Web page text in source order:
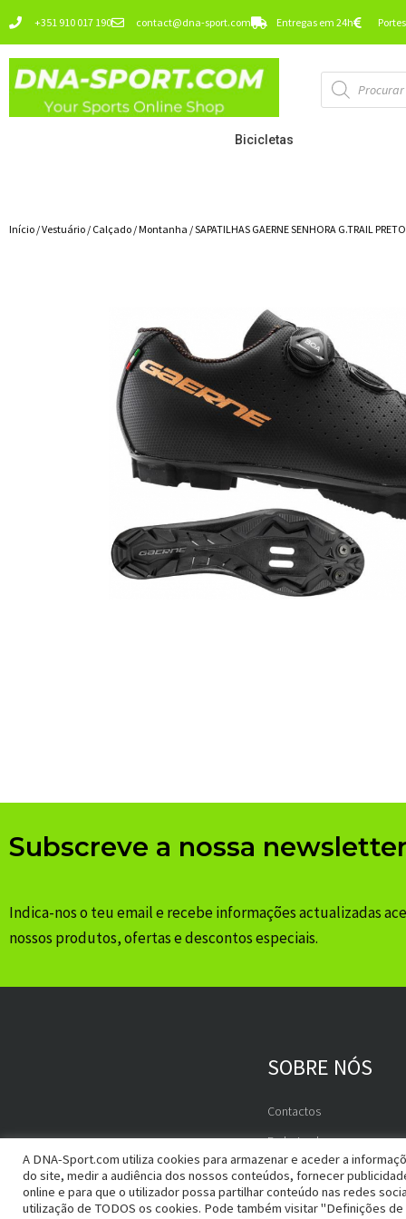
conteúdo
+351 910 017 190 contact@dna-sport.com Entregas em 24h
Pesquisa
de
produtos
Bicicletas
Início /Vestuário / Calçado / Montanha / SAPATILHAS GAERNE SENHORA G.TRAIL PRETO
Subscreve a nossa newsletter
Indica-nos o teu email e recebe informações actualizadas
nossos produtos, ofertas e descontos especiais.
SOBRE NÓS
Contactos
Embaixadores
A DNA-Sport.com utiliza cookies para armazenar e aceder a
do site, medir a audiência dos nossos conteúdos, fornecer
online e para que o utilizador possa partilhar conteúdo nas redes
utilização de TODOS os cookies. Pode também visitar "Definições